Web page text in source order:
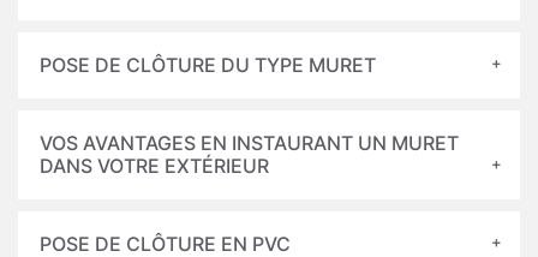
POSE DE CLÔTURE DU TYPE MURET
VOS AVANTAGES EN INSTAURANT UN MURET
DANS VOTRE EXTÉRIEUR
POSE DE CLÔTURE EN PVC